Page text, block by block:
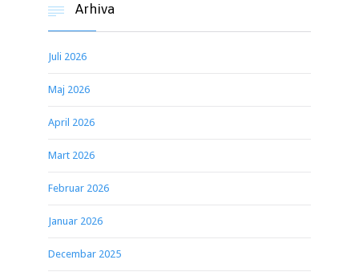
 Arhiva
Juli 2026
Maj 2026
April 2026
Mart 2026
Februar 2026
Januar 2026
Decembar 2025